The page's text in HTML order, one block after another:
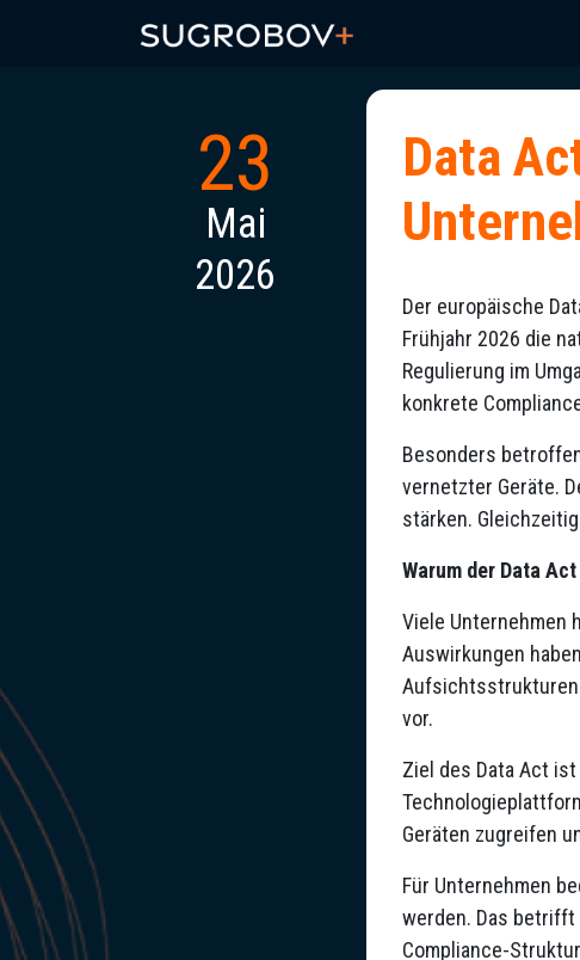
23
Mai
2026
Data
Der europäische
Frühjahr 2026 die
Regulierung im
konkrete
Besonders
vernetzter Geräte.
stärken.
Warum der Data
Viele Unternehmen
Auswirkungen
Aufsichtsstrukturen
vor.
Ziel des Data Act
Geräten zugreifen
Für Unternehmen
werden. Das betrifft
Compliance-